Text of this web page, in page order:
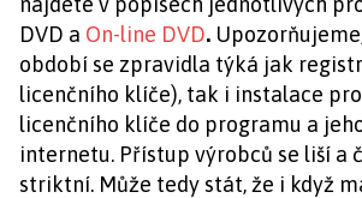
DVD a On-line DVD.
období se zpravidla týká jak
licenčního klíče), tak i instalace
licenčního klíče do programu a
internetu. Přístup výrobců se liší a
striktní. Může tedy stát, že i když